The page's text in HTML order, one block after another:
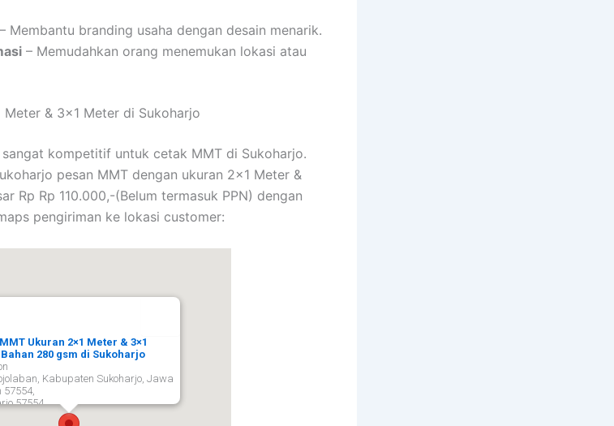
– Membantu branding usaha dengan desain menarik.
– Memudahkan orang menemukan lokasi atau
& 3×1 Meter di Sukoharjo
kompetitif untuk cetak MMT di Sukoharjo.
pesan MMT dengan ukuran 2×1 Meter &
Rp Rp 110.000,-(Belum termasuk PPN) dengan
pengiriman ke lokasi customer:
Ukuran 2×1 Meter & 3×1
280 gsm di Sukoharjo
Kabupaten Sukoharjo, Jawa
57554,
57554